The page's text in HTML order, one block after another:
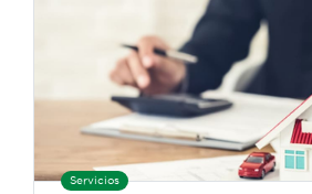
Servicios